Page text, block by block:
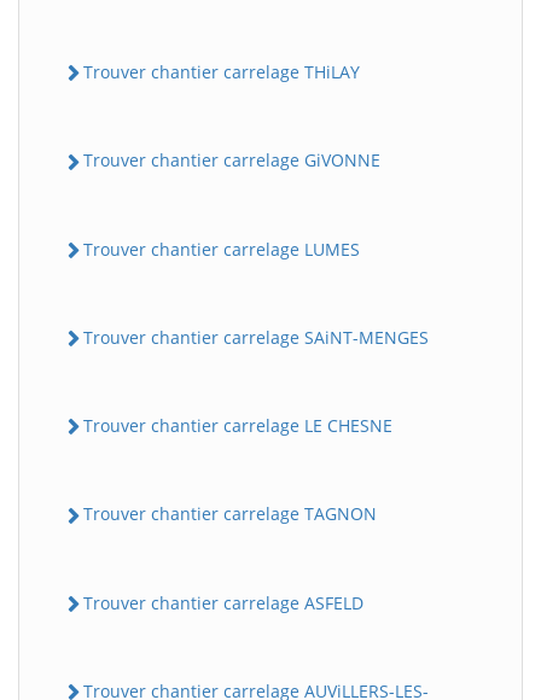
Trouver chantier carrelage THiLAY
Trouver chantier carrelage GiVONNE
Trouver chantier carrelage LUMES
Trouver chantier carrelage SAiNT-MENGES
Trouver chantier carrelage LE CHESNE
Trouver chantier carrelage TAGNON
Trouver chantier carrelage ASFELD
Trouver chantier carrelage AUViLLERS-LES-